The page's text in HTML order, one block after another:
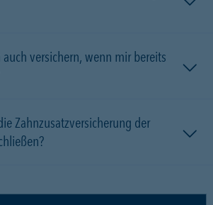
versichern, wenn mir bereits
Zahnzusatzversicherung der